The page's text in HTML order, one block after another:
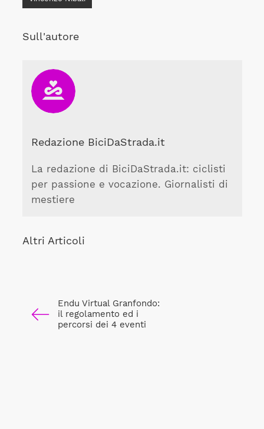
Sull'autore
Redazione BiciDaStrada.it
La redazione di BiciDaStrada.it: ciclisti
per passione e vocazione. Giornalisti di
mestiere
Altri Articoli
Endu Virtual Granfondo:
il regolamento ed i
percorsi dei 4 eventi